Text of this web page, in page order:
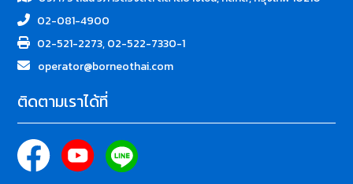
02-081-4900
02-521-2273, 02-522-7330-1
operator@borneothai.com
ติดตามเราได้ที่